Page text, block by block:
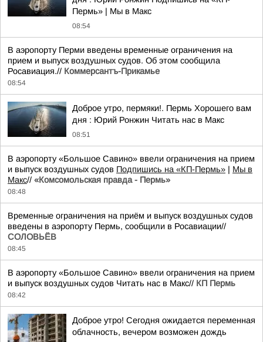
Пермь» | Мы в Maкс
08:54
В аэропорту Перми введены временные ограничения на
прием и выпуск воздушных судов. Об этом сообщила
Росавиация.// Коммерсантъ-Прикамье
08:54
Доброе утро, пермяки!. Пермь Хорошего вам
дня : Юрий Ронжин Читать нас в Макс
08:51
В аэропорту «Большое Савино» ввели ограничения на прием
и выпуск воздушных судов Подпишись на «КП-Пермь» | Мы в
Maкс// «Комсомольская правда - Пермь»
08:48
Временные ограничения на приём и выпуск воздушных судов
введены в аэропорту Пермь, сообщили в Росавиации//
СОЛОВЬЁВ
08:45
В аэропорту «Большое Савино» ввели ограничения на прием
и выпуск воздушных судов Читать нас в Макс// КП Пермь
08:42
Доброе утро! Сегодня ожидается переменная
облачность, вечером возможен дождь